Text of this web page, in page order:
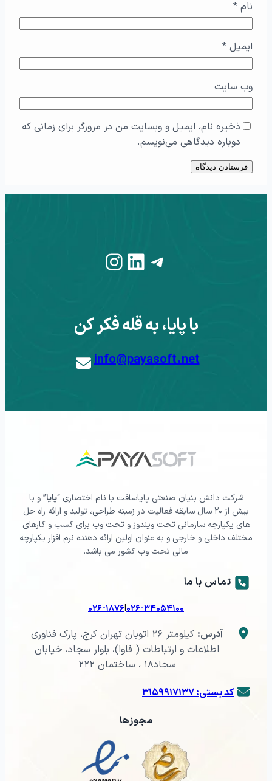
نام *
ایمیل *
وب‌ سایت
ذخیره نام، ایمیل و وبسایت من در مرورگر برای زمانی که
دوباره دیدگاهی می‌نویسم.
Telegram
LinkedIn
Instagram
با پایا، به قله فکر کن
info@payasoft.net
شرکت دانش بنیان صنعتی پایاسافت با نام اختصاری “پایا” و با
بیش از ۲۰ سال سابقه فعالیت در زمینه طراحی، تولید و ارائه راه حل
های یکپارچه سازمانی تحت ویندوز و تحت وب برای کسب و کارهای
مختلف داخلی و خارجی و به عنوان اولین ارائه دهنده نرم افزار یکپارچه
مالی تحت وب کشور می باشد.
تماس با ما
۰۲۶-۳۴۰۵۴۱۰۰|۰۲۶-۱۸۷۶
آدرس:
کیلومتر ۲۶ اتوبان تهران کرج، پارک فناوری
اطلاعات و ارتباطات ( فاوا)، بلوار سجاد، خیابان
سجاد۱۸ ، ساختمان ۲۲۲
کد پستی: ۳۱۵۹۹۱۷۱۳۷
مجوزها